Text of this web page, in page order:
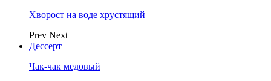
Хворост на воде хрустящий
Prev Next
Дессерт
Чак-чак медовый